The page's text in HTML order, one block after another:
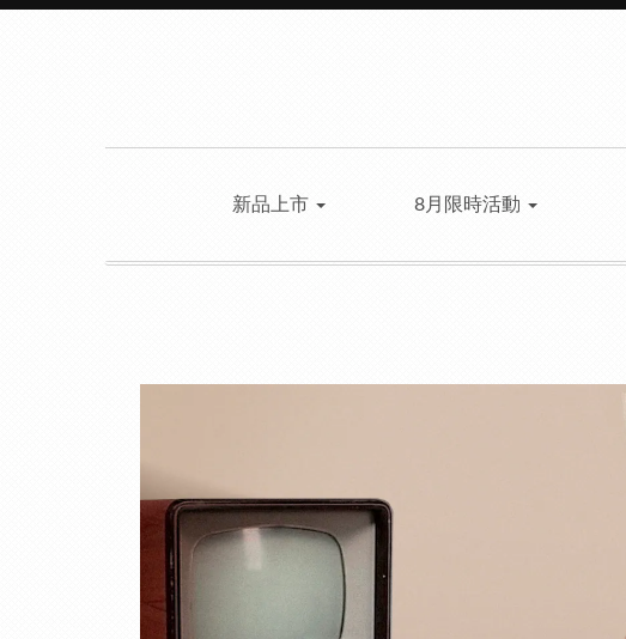
新品上市 8月限時活動